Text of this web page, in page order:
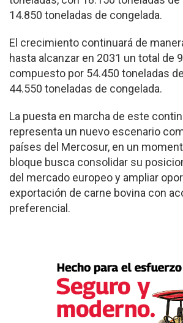
14.850 toneladas de congelada.
El crecimiento continuará de
hasta alcanzar en 2031 un total de
compuesto por 54.450 toneladas
44.550 toneladas de congelada.
La puesta en marcha de este
representa un nuevo escenario
países del Mercosur, en un
bloque busca consolidar su
del mercado europeo y ampliar
exportación de carne bovina con
preferencial.